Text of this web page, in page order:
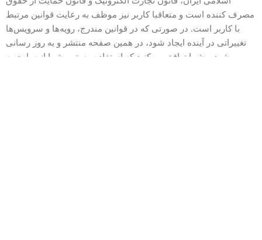
مصرف کننده است و متعاقبا کاربر نیز موظف به رعایت قوانین مرتبط
با کاربر است. در صورتی که در قوانین مندرج، رویه‏‌ها و سرویس‏‌ها
تغییراتی در آینده ایجاد شود، در همین صفحه منتشر و به روز رسانی
می شود و شما توافق می‏‌کنید که استفاده مستمر شما از سایت به